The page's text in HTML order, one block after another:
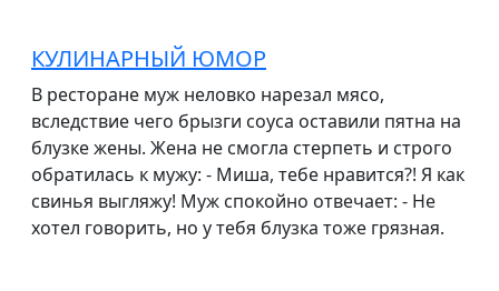
КУЛИНАРНЫЙ ЮМОР
В ресторане муж неловко нарезал мясо,
вследствие чего брызги соуса оставили пятна на
блузке жены. Жена не смогла стерпеть и строго
обратилась к мужу: - Миша, тебе нравится?! Я как
свинья выгляжу! Муж спокойно отвечает: - Не
хотел говорить, но у тебя блузка тоже грязная.